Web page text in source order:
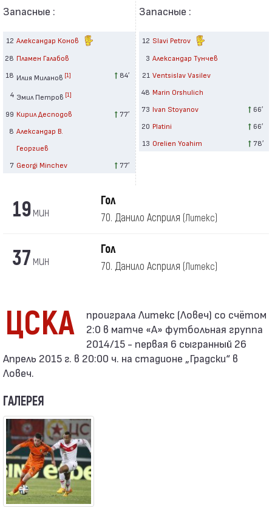
Запасные :
12 Александар Конов
28 Пламен Галабов
18 Илия Миланов [1] 84′
4 Эмил Петров [1]
99 Кирил Десподов
77′
8 Александар В.
Георгиев
7 Georgi Minchev 77′
Запасные :
12 Slavi Petrov
3 Александар Тунчев
21 Ventsislav Vasilev
48 Marin Orshulich
73 Ivan Stoyanov
66′
20 Platini
66′
13 Orelien Yoahim 78′
19мин
Гол
70. Данило Асприля (Литекс)
37 мин
Гол
70. Данило Асприля (Литекс)
ЦСКА
2:0 в матче «А» футбольная группа
2014/15 - первая 6 сыгранный 26
Апрель 2015 г. в 20:00 ч. на стадионе „Градски“ в
Ловеч.
ГАЛЕРЕЯ